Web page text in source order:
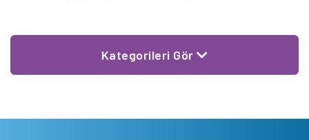
Kategorileri Gör